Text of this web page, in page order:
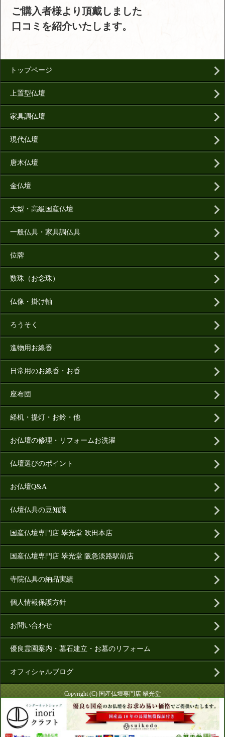
ご購入者様より頂戴しました
口コミを紹介いたします。
トップページ
上置型仏壇
家具調仏壇
現代仏壇
唐木仏壇
金仏壇
大型・高級国産仏壇
一般仏具・家具調仏具
位牌
数珠（お念珠）
仏像・掛け軸
ろうそく
進物用お線香
日常用のお線香・お香
座布団
経机・提灯・お鈴・他
お仏壇の修理・リフォームお洗濯
仏壇選びのポイント
お仏壇Q&A
仏壇仏具の豆知識
国産仏壇専門店 翠光堂 吹田本店
国産仏壇専門店 翠光堂 阪急淡路駅前店
寺院仏具の納品実績
個人情報保護方針
お問い合わせ
優良霊園案内・墓石建立・お墓のリフォーム
オフィシャルブログ
Copyright (C) 国産仏壇専門店 翠光堂